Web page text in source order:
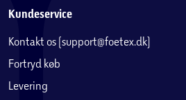
Kundeservice
Kontakt os (support@foetex.dk)
Fortryd køb
Levering